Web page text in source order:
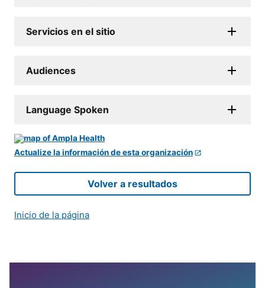
Servicios en el sitio
Audiences
Language Spoken
Actualize la información de esta organización
Volver a resultados
Inicio de la página